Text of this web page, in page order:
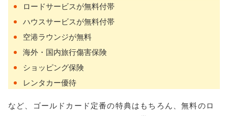
ロードサービスが無料付帯
ハウスサービスが無料付帯
空港ラウンジが無料
海外・国内旅行傷害保険
ショッピング保険
レンタカー優待
など、ゴールドカード定番の特典はもちろん、無料のロ